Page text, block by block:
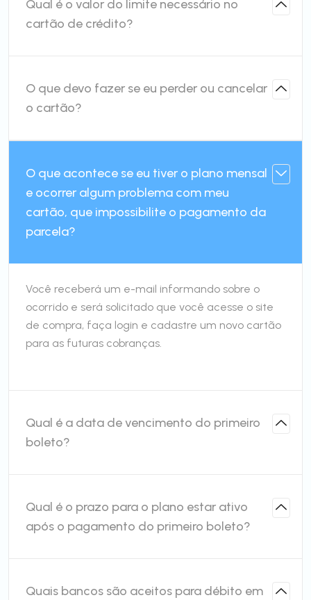
Qual é o valor do limite necessário no
cartão de crédito?
O que devo fazer se eu perder ou cancelar
o cartão?
O que acontece se eu tiver o plano mensal
e ocorrer algum problema com meu
cartão, que impossibilite o pagamento da
parcela?
Você receberá um e-mail informando sobre o
ocorrido e será solicitado que você acesse o site
de compra, faça login e cadastre um novo cartão
para as futuras cobranças.
Qual é a data de vencimento do primeiro
boleto?
Qual é o prazo para o plano estar ativo
após o pagamento do primeiro boleto?
Quais bancos são aceitos para débito em